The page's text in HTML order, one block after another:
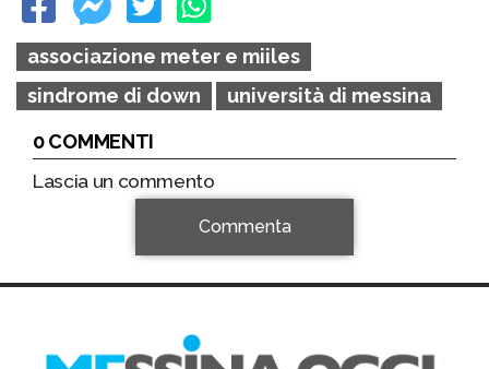
associazione meter e miiles
sindrome di down
università di messina
0 COMMENTI
Lascia un commento
Commenta